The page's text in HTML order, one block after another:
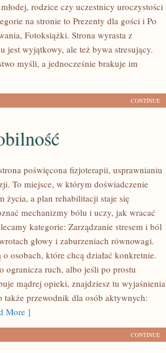
rodzice czy uczestnicy uroczystości
na stronie to Prezenty dla gości i Po
Fotoksiążki. Strona wyrasta z
jest wyjątkowy, ale też bywa stresujący.
myśli, a jednocześnie brakuje im
CONTINUE
poświęcona fizjoterapii, usprawnianiu
To miejsce, w którym doświadczenie
życia, a plan rehabilitacji staje się
mechanizmy bólu i uczy, jak wracać
kategorie: Zarządzanie stresem i ból
głowy i zaburzeniach równowagi.
osobach, które chcą działać konkretnie.
ogranicza ruch, albo jeśli po prostu
mądrej opieki, znajdziesz tu wyjaśnienia
przewodnik dla osób aktywnych:
More ]
CONTINUE